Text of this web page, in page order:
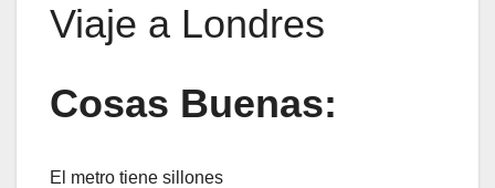
Viaje a Londres
Cosas Buenas:
El metro tiene sillones